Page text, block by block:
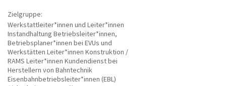
Zielgruppe:
Werkstattleiter*innen und Leiter*innen
Instandhaltung Betriebsleiter*innen,
Betriebsplaner*innen bei EVUs und
Werkstätten Leiter*innen Konstruktion /
RAMS Leiter*innen Kundendienst bei
Herstellern von Bahntechnik
Eisenbahnbetriebsleiter*innen (EBL)